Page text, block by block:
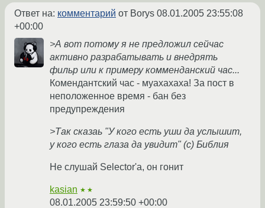
Ответ на: комментарий от Borys 08.01.2005 23:55:08
+00:00
>А вот потому я не предложил сейчас
активно разрабатывать и внедрять
фильр или к примеру комменданский час...
Комендантский час - муахахаха! За пост в
неположенное время - бан без
предупреждения
>Так сказаь "У кого есть уши да услышит,
у кого есть глаза да увидит" (с) Библия
Не слушай Selector'а, он гонит
kasian ★★
08.01.2005 23:59:50 +00:00